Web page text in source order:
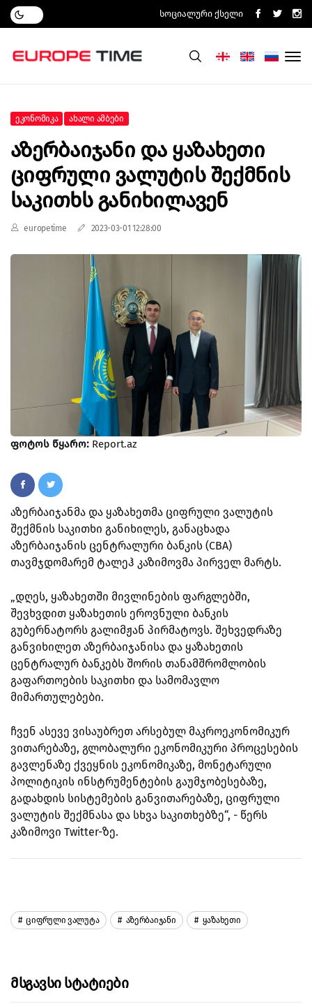
Სოციალური Ქსელი
Ეკონომიკა Ახალი Ამბები
Აზერბაიჯანი Და Ყაზახეთი
Ციფრული Ვალუტის Შექმნის
Საკითხს Განიხილავენ
europetime 2023-03-01 12:28:00
ფოტოს წყარო: Report.az
აზერბაიჯანმა და ყაზახეთმა ციფრული ვალუტის
შექმნის საკითხი განიხილეს, განაცხადა
აზერბაიჯანის ცენტრალური ბანკის (CBA)
თავმჯდომარემ ტალეჰ კაზიმოვმა პირველ მარტს.
„დღეს, ყაზახეთში მივლინების ფარგლებში,
შევხვდით ყაზახეთის ეროვნული ბანკის
გუბერნატორს გალიმჟან პირმატოვს. შეხვედრაზე
განვიხილეთ აზერბაიჯანისა და ყაზახეთის
ცენტრალურ ბანკებს შორის თანამშრომლობის
გაფართოების საკითხი და სამომავლო
მიმართულებები.
ჩვენ ასევე ვისაუბრეთ არსებულ მაკროეკონომიკურ
ვითარებაზე, გლობალური ეკონომიკური პროცესების
გავლენაზე ქვეყნის ეკონომიკაზე, მონეტარული
პოლიტიკის ინსტრუმენტების გაუმჯობესებაზე,
გადახდის სისტემების განვითარებაზე, ციფრული
ვალუტის შექმნასა და სხვა საკითხებზე“, - წერს
კაზიმოვი Twitter-ზე.
Ციფრული Ვალუტა Აზერბაიჯანი Ყაზახეთი
Მსგავსი Სტატიები